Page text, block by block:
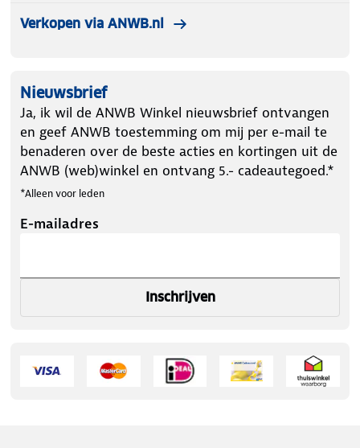
Verkopen via ANWB.nl
Nieuwsbrief
Ja, ik wil de ANWB Winkel nieuwsbrief ontvangen
en geef ANWB toestemming om mij per e-mail te
benaderen over de beste acties en kortingen uit de
ANWB (web)winkel en ontvang 5.- cadeautegoed.*
*Alleen voor leden
E-mailadres
Inschrijven